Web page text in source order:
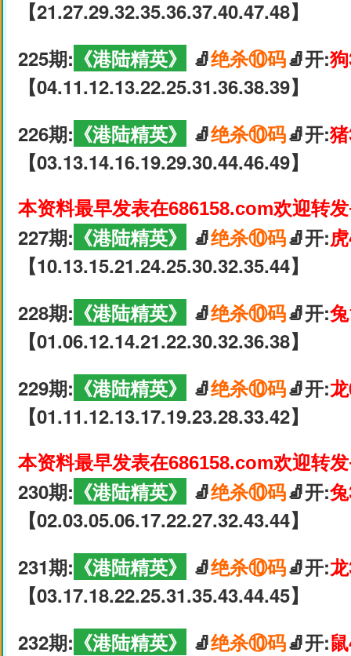
【21.27.29.32.35.36.37.40.47.48】
225期: 《港陆精英》 🧦绝杀⑩码🧦开:
【04.11.12.13.22.25.31.36.38.39】
226期: 《港陆精英》 🧦绝杀⑩码🧦开:
【03.13.14.16.19.29.30.44.46.49】
本资料最早发表在686158.com欢迎转
227期: 《港陆精英》 🧦绝杀⑩码🧦开:
【10.13.15.21.24.25.30.32.35.44】
228期: 《港陆精英》 🧦绝杀⑩码🧦开:
【01.06.12.14.21.22.30.32.36.38】
229期: 《港陆精英》 🧦绝杀⑩码🧦开:
【01.11.12.13.17.19.23.28.33.42】
本资料最早发表在686158.com欢迎转
230期: 《港陆精英》 🧦绝杀⑩码🧦开:
【02.03.05.06.17.22.27.32.43.44】
231期: 《港陆精英》 🧦绝杀⑩码🧦开:
【03.17.18.22.25.31.35.43.44.45】
232期: 《港陆精英》 🧦绝杀⑩码🧦开: